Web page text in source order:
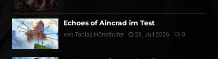
Echoes of Aincrad im Test
von Tobias Hörstlhofer 28. Juli 2026 0